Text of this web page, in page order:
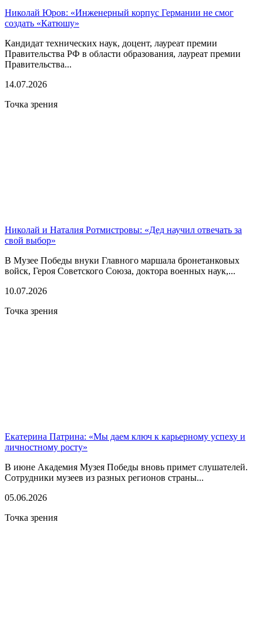
Николай Юров: «Инженерный корпус Германии не смог
создать «Катюшу»
Кандидат технических наук, доцент, лауреат премии
Правительства РФ в области образования, лауреат премии
Правительства...
14.07.2026
Точка зрения
Николай и Наталия Ротмистровы: «Дед научил отвечать за
свой выбор»
В Музее Победы внуки Главного маршала бронетанковых
войск, Героя Советского Союза, доктора военных наук,...
10.07.2026
Точка зрения
Екатерина Патрина: «Мы даем ключ к карьерному успеху и
личностному росту»
В июне Академия Музея Победы вновь примет слушателей.
Сотрудники музеев из разных регионов страны...
05.06.2026
Точка зрения